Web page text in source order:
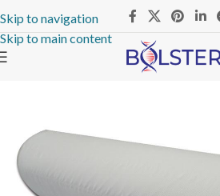
Skip to navigation
Skip to main content